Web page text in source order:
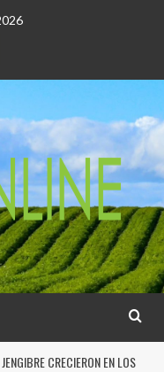
CRECIERON EN LOS